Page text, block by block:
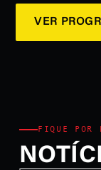
VER
FIQUE POR